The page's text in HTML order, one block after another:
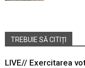
TREBUIE SĂ CITIȚI
LIVE// Exercitarea